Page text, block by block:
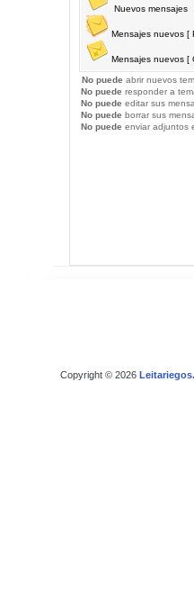
Nuevos mensajes
Mensajes nuevos [
Mensajes nuevos [
No puede abrir nuevos
No puede responder a
No puede editar sus
No puede borrar sus
No puede enviar adjuntos
Copyright © 2026